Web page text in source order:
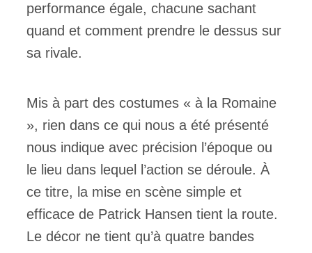
performance égale, chacune sachant
quand et comment prendre le dessus sur
sa rivale.
Mis à part des costumes « à la Romaine
», rien dans ce qui nous a été présenté
nous indique avec précision l’époque ou
le lieu dans lequel l’action se déroule. À
ce titre, la mise en scène simple et
efficace de Patrick Hansen tient la route.
Le décor ne tient qu’à quatre bandes